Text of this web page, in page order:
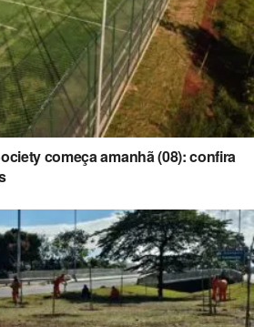
começa amanhã (08): confira